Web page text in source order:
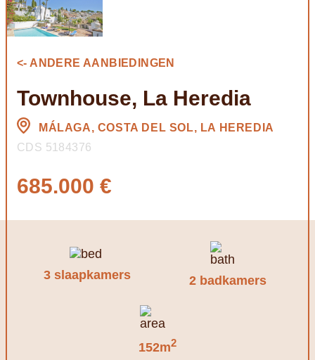
<- ANDERE AANBIEDINGEN
Townhouse, La Heredia
MÁLAGA, COSTA DEL SOL, LA HEREDIA
CDS 5184376
685.000 €
3 slaapkamers 2 badkamers
152m2